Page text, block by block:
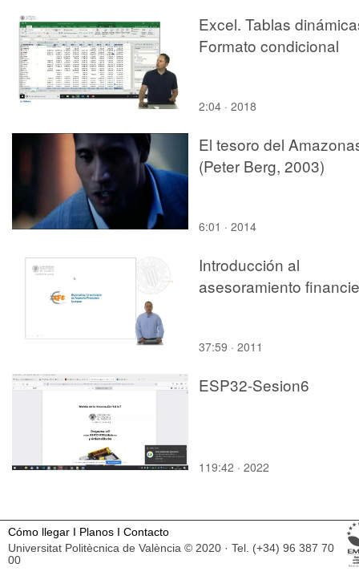
Excel. Tablas
Formato condicional
2:04 · 2018
El tesoro del
(Peter Berg, 2003)
6:01 · 2014
Introducción al
asesoramiento
37:59 · 2011
ESP32-Sesion6
119:42 · 2022
Cómo llegar I Planos I Contacto
Universitat Politècnica de València © 2020 · Tel. (+34) 96 387 70
00